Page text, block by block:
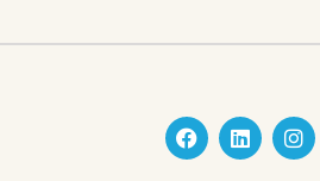
F
a
c
L
i
n
I
n
s